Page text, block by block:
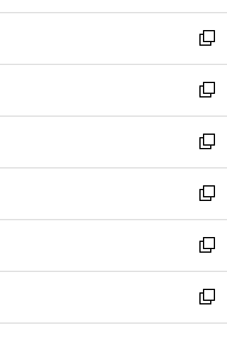
開
く
ウ
で
開
く
ン
ド
ウ
で
開
く
新
し
い
ウ
ィ
ン
ド
ウ
で
開
く
新
し
い
ウ
ィ
ン
ド
ウ
で
開
新
し
い
ウ
ィ
ン
ド
ウ
新
し
い
ウ
ィ
ン
新
し
い
ウ
新
し